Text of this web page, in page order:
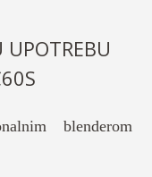
UPOTREBU
blenderom